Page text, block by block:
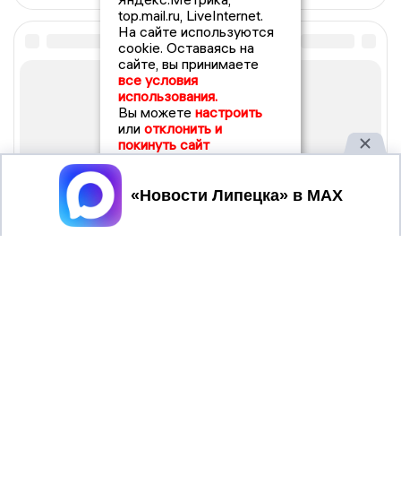
top.mail.ru, LiveInternet.
На сайте используются
cookie. Оставаясь на
сайте, вы принимаете
все условия
использования.
Вы можете настроить
или отклонить и
покинуть сайт
Принять